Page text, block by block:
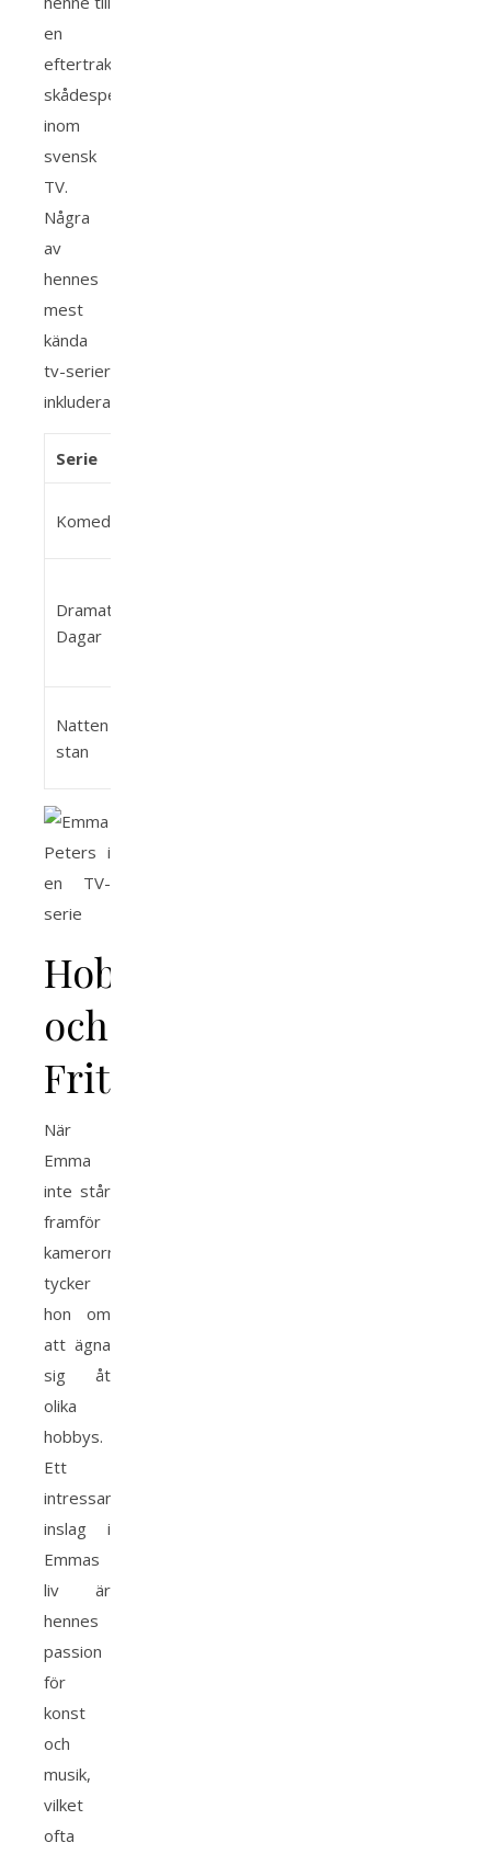
en
eftertraktad
skådespelerska
inom
svensk
TV.
Några
av
hennes
mest
kända
tv-serier
inkluderar:
Serie
Komedikvällar
Dramats
Dagar
Natten på
stan
Hobby
och
Fritid
När
Emma
inte står
framför
kamerorna,
tycker
hon om
att ägna
sig åt
olika
hobbys.
Ett
intressant
inslag i
Emmas
liv är
hennes
passion
för
konst
och
musik,
vilket
ofta